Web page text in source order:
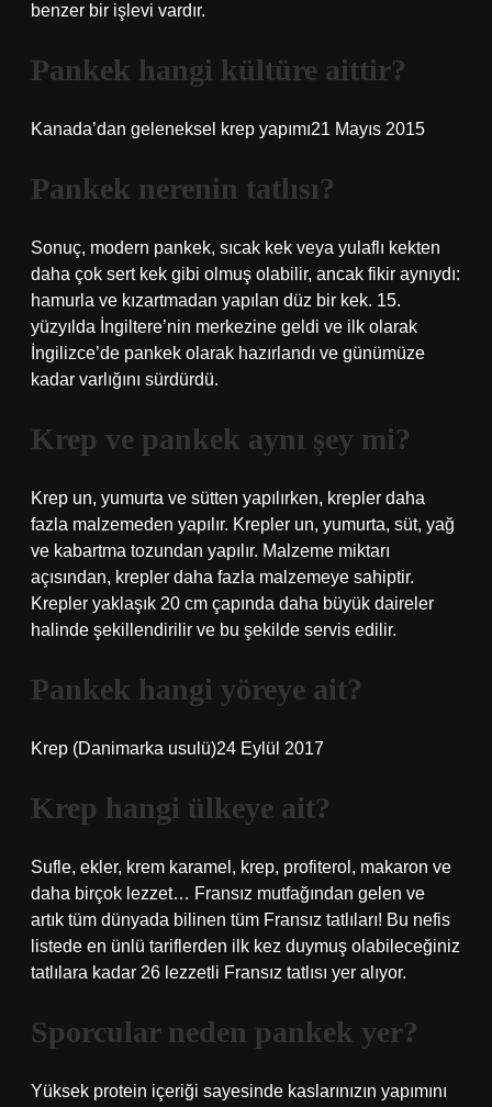
benzer bir işlevi vardır.
Pankek hangi kültüre aittir?
Kanada’dan geleneksel krep yapımı21 Mayıs 2015
Pankek nerenin tatlısı?
Sonuç, modern pankek, sıcak kek veya yulaflı kekten
daha çok sert kek gibi olmuş olabilir, ancak fikir aynıydı:
hamurla ve kızartmadan yapılan düz bir kek. 15.
yüzyılda İngiltere’nin merkezine geldi ve ilk olarak
İngilizce’de pankek olarak hazırlandı ve günümüze
kadar varlığını sürdürdü.
Krep ve pankek aynı şey mi?
Krep un, yumurta ve sütten yapılırken, krepler daha
fazla malzemeden yapılır. Krepler un, yumurta, süt, yağ
ve kabartma tozundan yapılır. Malzeme miktarı
açısından, krepler daha fazla malzemeye sahiptir.
Krepler yaklaşık 20 cm çapında daha büyük daireler
halinde şekillendirilir ve bu şekilde servis edilir.
Pankek hangi yöreye ait?
Krep (Danimarka usulü)24 Eylül 2017
Krep hangi ülkeye ait?
Sufle, ekler, krem ​​karamel, krep, profiterol, makaron ve
daha birçok lezzet… Fransız mutfağından gelen ve
artık tüm dünyada bilinen tüm Fransız tatlıları! Bu nefis
listede en ünlü tariflerden ilk kez duymuş olabileceğiniz
tatlılara kadar 26 lezzetli Fransız tatlısı yer alıyor.
Sporcular neden pankek yer?
Yüksek protein içeriği sayesinde kaslarınızın yapımını